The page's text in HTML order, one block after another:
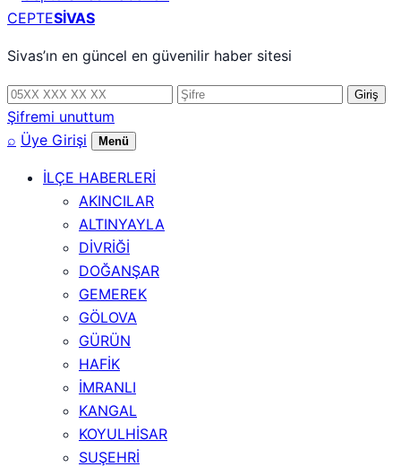
CEPTESİVAS
Sivas’ın en güncel en güvenilir haber sitesi
Telefon
numarası
Şifre Giriş
Şifremi unuttum
⌕ Üye Girişi Menü
İLÇE HABERLERİ
AKINCILAR
ALTINYAYLA
DİVRİĞİ
DOĞANŞAR
GEMEREK
GÖLOVA
GÜRÜN
HAFİK
İMRANLI
KANGAL
KOYULHİSAR
SUŞEHRİ